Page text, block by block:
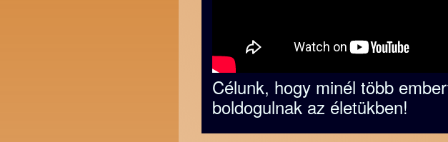
Célunk, hogy minél több
boldogulnak az életükben!